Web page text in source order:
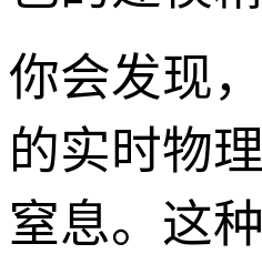
你会发现
的实时物
窒息。这